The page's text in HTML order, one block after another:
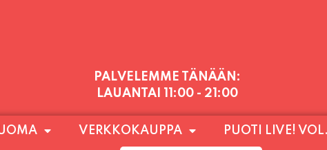
PALVELEMME TÄNÄÄN:
LAUANTAI 11:00 - 21:00
21) SUNNUNTAIHIN 16.8. SAAKKA JONKA
VERKKOKAUPPA PUOTI LIVE!